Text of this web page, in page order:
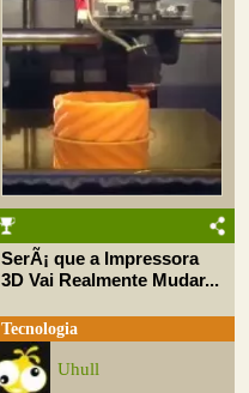
SerÃ¡ que a Impressora
3D Vai Realmente Mudar...
Tecnologia
Uhull